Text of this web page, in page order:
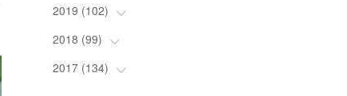
(10)
(6)
(2)
(8)
(8)
(3)
(3)
(5)
(4)
2019 (102)
(5)
(6)
2018 (99)
(6)
2017 (134)